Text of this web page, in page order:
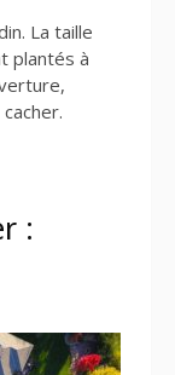
La taille
plantés à
: